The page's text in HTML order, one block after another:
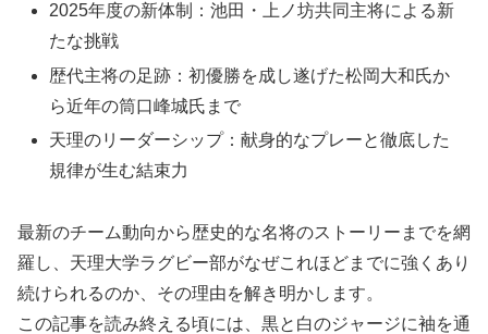
2025年度の新体制：池田・上ノ坊共同主将による新
たな挑戦
歴代主将の足跡：初優勝を成し遂げた松岡大和氏か
ら近年の筒口峰城氏まで
天理のリーダーシップ：献身的なプレーと徹底した
規律が生む結束力
最新のチーム動向から歴史的な名将のストーリーまでを網
羅し、天理大学ラグビー部がなぜこれほどまでに強くあり
続けられるのか、その理由を解き明かします。
この記事を読み終える頃には、黒と白のジャージに袖を通